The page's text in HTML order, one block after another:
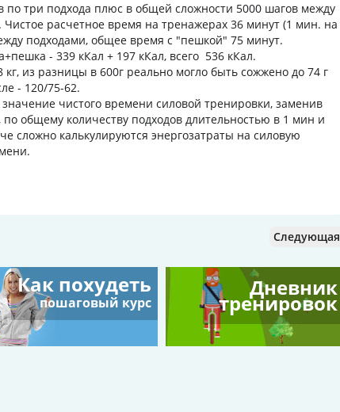
три подхода плюс в общей сложности 5000 шагов между
расчетное время на тренажерах 36 минут (1 мин. на
подходами, общее время с "пешкой" 75 минут.
- 339 кКал + 197 кКал, всего 536 кКал.
кг, из разницы в 600г реально могло быть сожжено до 74 г
- 120/75-62.
чистого времени силовой тренировки, заменив
общему количеству подходов длительностью в 1 мин и
сложно калькулируются энергозатраты на силовую
Следующая
Как похудеть
пошаговый курс
Дневник
тренировок